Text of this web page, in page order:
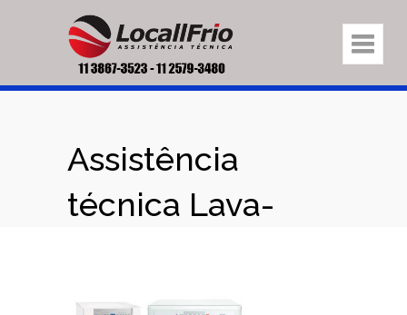
Assistência
técnica Lava-
Brastemp,